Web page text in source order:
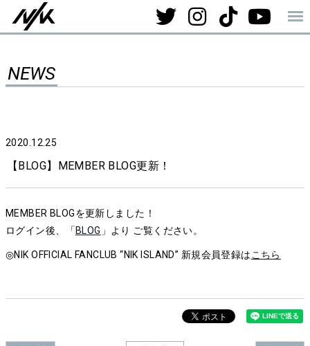
NEWS
2020.12.25
【BLOG】MEMBER BLOG更新！
MEMBER BLOGを更新しました！
ログイン後、「 BLOG 」より ご覧ください。
◎NIK OFFICIAL FANCLUB “NIK ISLAND” 新規会員登録は こちら